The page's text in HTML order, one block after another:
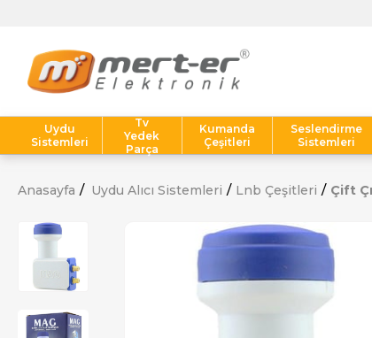
Uydu
Sistemleri
Tv
Yedek
Parça
Kumanda
Çeşitleri
Seslendirme
Sistemleri
Anasayfa Uydu Alıcı Sistemleri Lnb Çeşitleri Çift